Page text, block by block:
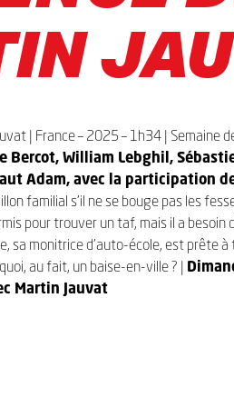
| France – 2025 – 1h34 | Semaine
Bercot, William Lebghil,
Adam, avec la participation
familial s’il ne se bouge pas les
pour trouver un taf, mais il a besoin
sa monitrice d’auto-école, est prête à
au fait, un baise-en-ville ? |
Martin Jauvat